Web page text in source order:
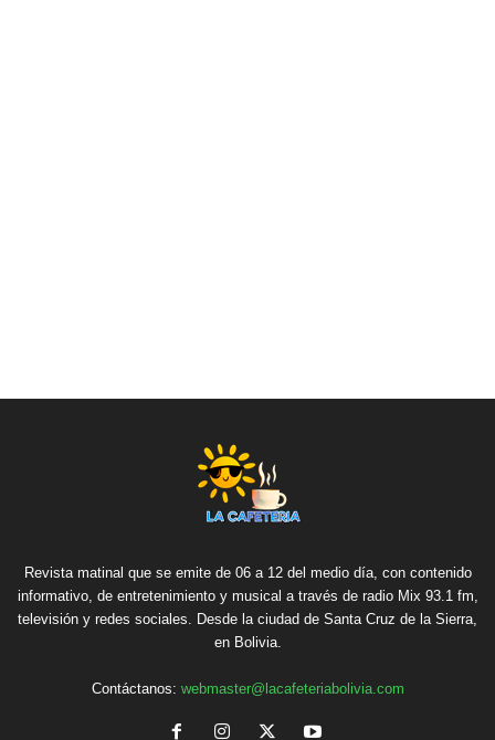
Revista matinal que se emite de 06 a 12 del medio día, con contenido
informativo, de entretenimiento y musical a través de radio Mix 93.1 fm,
televisión y redes sociales. Desde la ciudad de Santa Cruz de la Sierra,
en Bolivia.
Contáctanos: webmaster@lacafeteriabolivia.com